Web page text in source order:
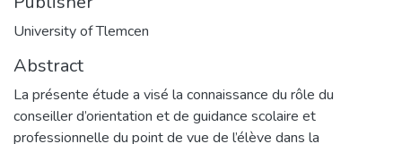
University of Tlemcen
Abstract
La présente étude a visé la connaissance du rôle du
conseiller d’orientation et de guidance scolaire et
professionnelle du point de vue de l’élève dans la